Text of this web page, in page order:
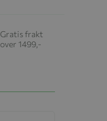
Gratis frakt
over 1499,-